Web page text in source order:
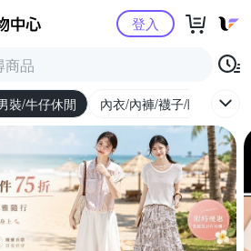
Yahoo購物中心登入
裝/牛仔休閒 內衣/內褲/襪子/睡衣